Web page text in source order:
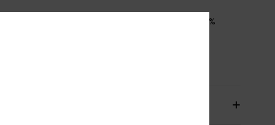
[Matière Principale] 91% Nylon Recyclé, 9%